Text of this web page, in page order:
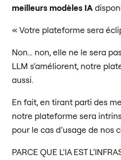
meilleurs modèles IA
« Votre plateforme sera
Non… non, elle ne le sera
LLM s’améliorent, notre
aussi.
En fait, en tirant parti des
notre plateforme sera
pour le cas d’usage de nos
PARCE QUE L’IA EST